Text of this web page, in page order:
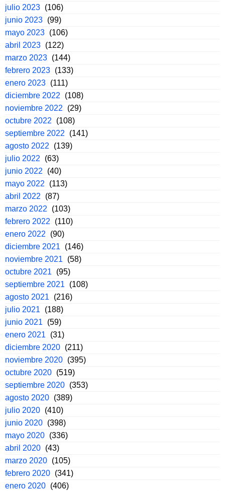
julio 2023 (106)
junio 2023 (99)
mayo 2023 (106)
abril 2023 (122)
marzo 2023 (144)
febrero 2023 (133)
enero 2023 (111)
diciembre 2022
(108)
noviembre 2022
(29)
octubre 2022
(108)
septiembre 2022
(141)
agosto 2022
(139)
julio 2022
(63)
junio 2022
(40)
mayo 2022
(113)
abril 2022
(87)
marzo 2022
(103)
febrero 2022
(110)
enero 2022
(90)
diciembre 2021
(146)
noviembre 2021
(58)
octubre 2021
(95)
septiembre 2021
(108)
agosto 2021
(216)
julio 2021
(188)
junio 2021
(59)
enero 2021
(31)
diciembre 2020 (211)
noviembre 2020 (395)
octubre 2020 (519)
septiembre 2020 (353)
agosto 2020 (389)
julio 2020 (410)
junio 2020 (398)
mayo 2020 (336)
abril 2020 (43)
marzo 2020 (105)
febrero 2020 (341)
enero 2020 (406)